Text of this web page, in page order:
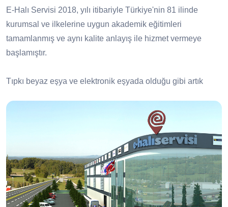
E-Halı Servisi 2018, yılı itibariyle Türkiye'nin 81 ilinde
kurumsal ve ilkelerine uygun akademik eğitimleri
tamamlanmış ve aynı kalite anlayış ile hizmet vermeye
başlamıştır.
Tıpkı beyaz eşya ve elektronik eşyada olduğu gibi artık
olduğumuz tüm markaların yıkama, bakım, onarım ve saçak
tamir işlemlerini, usta eller ve modern tesislerde titizlikle
Vizyonumuz
Halı bakımında, doğru ürün ve doğru yöntem ile kaliteli